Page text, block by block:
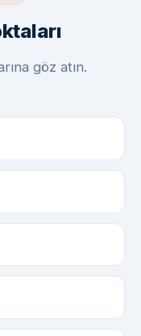
göz atın.